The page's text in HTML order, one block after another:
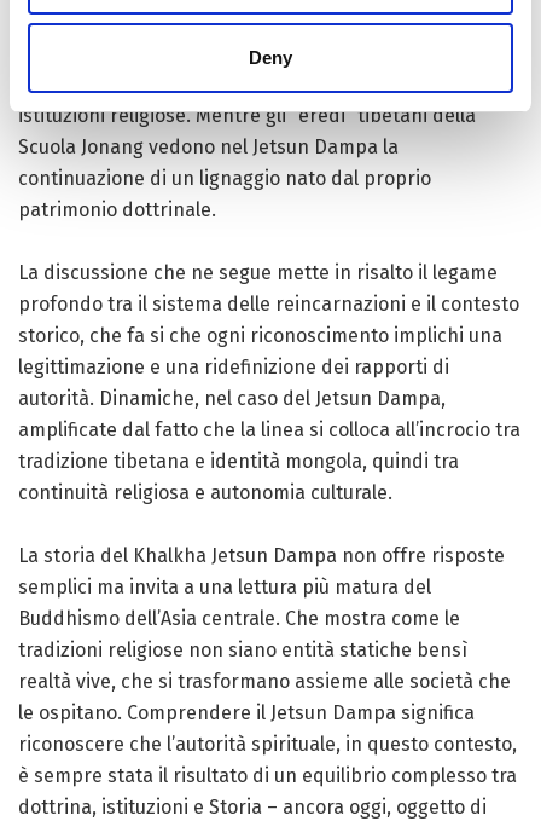
Deny
studiosi e praticanti per i quali il Jetsun Dampa è una
figura intimamente legata alla Storia e alla cultura locale
vorrebbero un coinvolgimento più diretto delle proprie
istituzioni religiose. Mentre gli “eredi” tibetani della
Scuola Jonang vedono nel Jetsun Dampa la
continuazione di un lignaggio nato dal proprio
patrimonio dottrinale.
La discussione che ne segue mette in risalto il legame
profondo tra il sistema delle reincarnazioni e il contesto
storico, che fa si che ogni riconoscimento implichi una
legittimazione e una ridefinizione dei rapporti di
autorità. Dinamiche, nel caso del Jetsun Dampa,
amplificate dal fatto che la linea si colloca all’incrocio tra
tradizione tibetana e identità mongola, quindi tra
continuità religiosa e autonomia culturale.
La storia del Khalkha Jetsun Dampa non offre risposte
semplici ma invita a una lettura più matura del
Buddhismo dell’Asia centrale. Che mostra come le
tradizioni religiose non siano entità statiche bensì
realtà vive, che si trasformano assieme alle società che
le ospitano. Comprendere il Jetsun Dampa significa
riconoscere che l’autorità spirituale, in questo contesto,
è sempre stata il risultato di un equilibrio complesso tra
dottrina, istituzioni e Storia – ancora oggi, oggetto di